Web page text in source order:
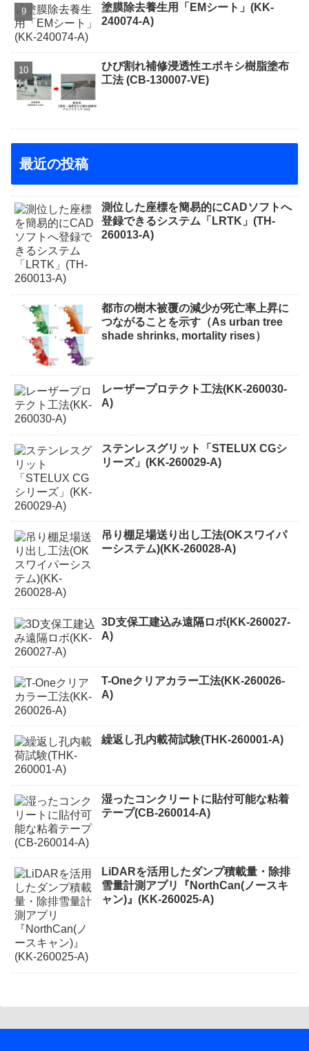
塗膜除去養生用「EMシート」(KK-
240074-A)
ひび割れ補修浸透性エポキシ樹脂塗布
工法 (CB-130007-VE)
最近の投稿
測位した座標を簡易的にCADソフトへ
登録できるシステム「LRTK」(TH-
260013-A)
都市の樹木被覆の減少が死亡率上昇に
つながることを示す（As urban tree
shade shrinks, mortality rises）
レーザープロテクト⼯法(KK-260030-
A)
ステンレスグリット「STELUX CGシ
リーズ」(KK-260029-A)
吊り棚足場送り出し工法(OKスワイパ
ーシステム)(KK-260028-A)
3D支保工建込み遠隔ロボ(KK-260027-
A)
T-Oneクリアカラー工法(KK-260026-
A)
繰返し孔内載荷試験(THK-260001-A)
湿ったコンクリートに貼付可能な粘着
テープ(CB-260014-A)
LiDARを活用したダンプ積載量・除排
雪量計測アプリ『NorthCan(ノースキ
ャン)』(KK-260025-A)